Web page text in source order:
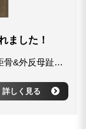
ました！
2019年10月22日に河出書房新社より「距骨&外反母趾調整ソックス」が出版されました！ 今回は足のセルフケア方法に併せて、初めての付録付きとなります。 ソックスを履くことで、足裏のアーチをつくって衝撃を吸収、距骨を安定させ軸をしっかり安定、足指を動かし体のバランスを保つなどのサポートをします。 外反母趾でお悩みの方に向けた限定品です。内反小趾、足・膝・腰・肩・首の痛みのある人にもオススメです。 全国の書店、アマゾンなどでお求めいただけますので、ぜひご体験ください！ ▶︎Amazonでの購入はこちら ▶︎距骨のセルフケア動画はこちら ▶︎YouTubeの公式チャンネルはこちら
詳しく見る